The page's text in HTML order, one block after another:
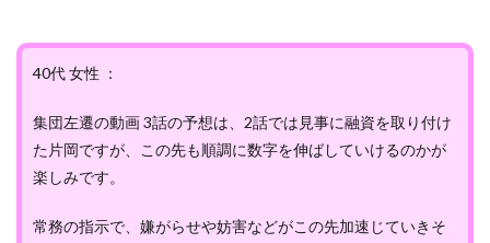
40代 女性 ：
集団左遷の動画 3話の予想は、2話では見事に融資を取り付け
た片岡ですが、この先も順調に数字を伸ばしていけるのかが
楽しみです。
常務の指示で、嫌がらせや妨害などがこの先加速じていきそ